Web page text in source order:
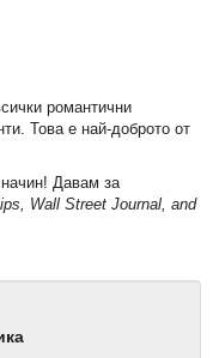
романтични
Това е най-доброто от
Давам за
Wall Street Journal, and